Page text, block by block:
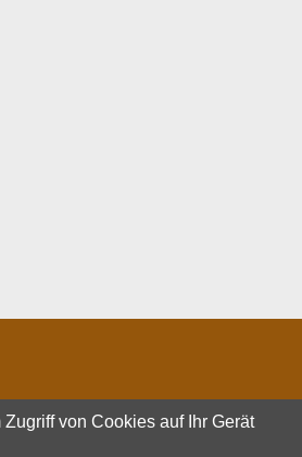
von Cookies auf Ihr Gerät